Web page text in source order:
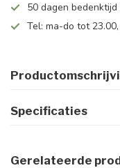
50 dagen
Tel: ma-do tot
Specificaties
Gerelateerde